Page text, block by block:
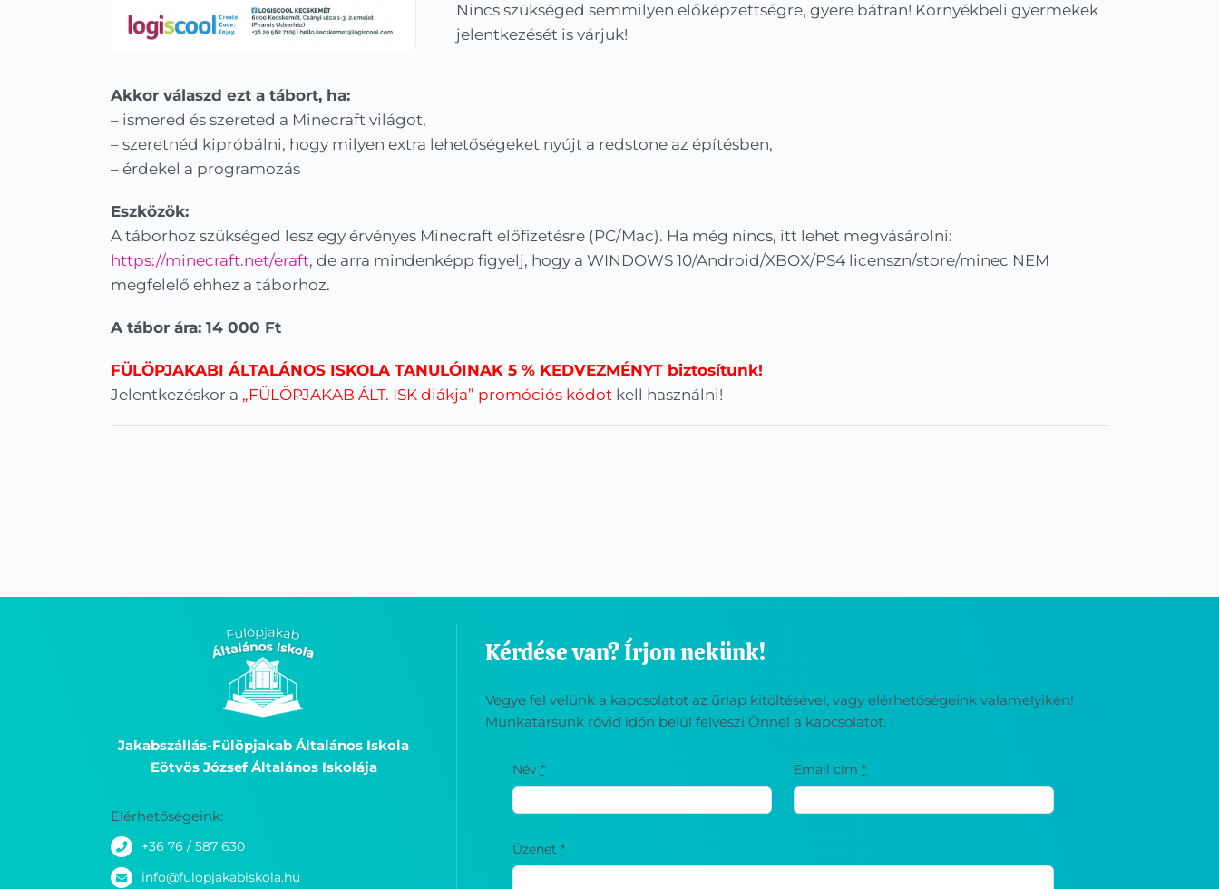
Nincs szükséged semmilyen előképzettségre, gyere bátran! Környékbeli gyermekek
jelentkezését is várjuk!
Akkor válaszd ezt a tábort, ha:
– ismered és szereted a Minecraft világot,
– szeretnéd kipróbálni, hogy milyen extra lehetőségeket nyújt a redstone az építésben,
– érdekel a programozás
Eszközök:
A táborhoz szükséged lesz egy érvényes Minecraft előfizetésre (PC/Mac). Ha még nincs, itt lehet megvásárolni:
https://minecraft.net/eraft, de arra mindenképp figyelj, hogy a WINDOWS 10/Android/XBOX/PS4 licenszn/store/minec NEM
megfelelő ehhez a táborhoz.
A tábor ára: 14 000 Ft
FÜLÖPJAKABI ÁLTALÁNOS ISKOLA TANULÓINAK 5 % KEDVEZMÉNYT biztosítunk!
Jelentkezéskor a „FÜLÖPJAKAB ÁLT. ISK diákja” promóciós kódotkell használni!
Jakabszállás-Fülöpjakab Általános Iskola
Eötvös József Általános Iskolája
Elérhetőségeink:
+36 76 / 587 630
info@fulopjakabiskola.hu
Kérdése van? Írjon nekünk!
Vegye fel velünk a kapcsolatot az űrlap kitöltésével, vagy elérhetőségeink valamelyikén!
Munkatársunk rövid időn belül felveszi Önnel a kapcsolatot.
Név * Email cím*
Üzenet *